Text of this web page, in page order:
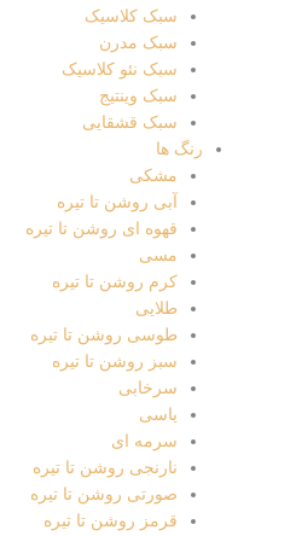
سبک کلاسیک
سبک مدرن
سبک نئو کلاسیک
سبک وینتیج
سبک قشقایی
رنگ ها
مشکی
آبی روشن تا تیره
قهوه ای روشن تا تیره
مسی
کرم روشن تا تیره
طلایی
طوسی روشن تا تیره
سبز روشن تا تیره
سرخابی
یاسی
سرمه ای
نارنجی روشن تا تیره
صورتی روشن تا تیره
قرمز روشن تا تیره